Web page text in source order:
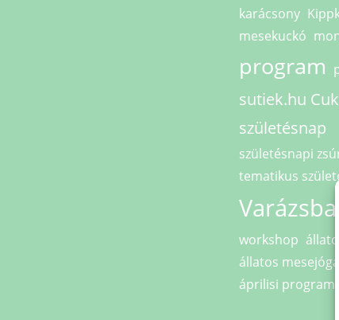
karácsony
mesekuckó
program
sutiek.hu
születésnap
születésnapi
tematikus
workshop
állatos mesejóga
áprilisi